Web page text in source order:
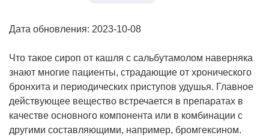
Дата обновления: 2023-10-08
Что такое сироп от кашля с сальбутамолом наверняка
знают многие пациенты, страдающие от хронического
бронхита и периодических приступов удушья. Главное
действующее вещество встречается в препаратах в
качестве основного компонента или в комбинации с
другими составляющими, например, бромгексином.